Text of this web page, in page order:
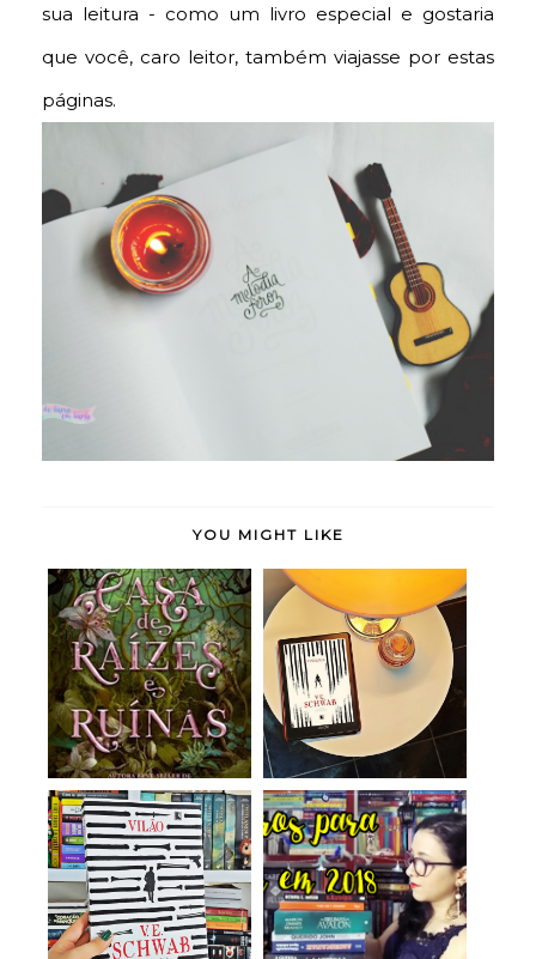
sua leitura - como um livro especial e gostaria
que você, caro leitor, também viajasse por estas
páginas.
YOU MIGHT LIKE
A Casa de Raízes e
Ruínas (Irmãs do...
Vingança (Vilão, vol. 2)
- V. E. S...
Vilão (Vilão, vol. 1) - V.
E. Schwa...
7 Livros para Ler em
2018 (Meta de ...